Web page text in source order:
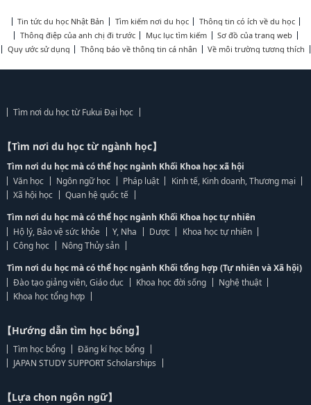
Tin tức du học Nhật Bản Tìm kiếm nơi du học
Thông tin có ích về du học
Thông điệp của anh chị đi trước
Mục lục tìm kiếm
Sơ đồ của trang web
Quy ước sử dụng
Thông báo về thông tin cá nhân Về môi trường tương thích
Tìm nơi du học từ Fukui Đại học
【Tìm nơi du học từ ngành học】
Tìm nơi du học mà có thể học ngành Khối Khoa học xã hội
Văn học
Ngôn ngữ học Pháp luật
Kinh tế, Kinh doanh, Thương mại
Xã hội học
Quan hệ quốc tế
Tìm nơi du học mà có thể học ngành Khối Khoa học tự nhiên
Hộ lý, Bảo vệ sức khỏe
Y, Nha Dược
Khoa học tự nhiên
Công học
Nông Thủy sản
Tìm nơi du học mà có thể học ngành Khối tổng hợp (Tự nhiên và Xã hội)
Đào tạo giảng viên, Giáo dục
Khoa học đời sống
Nghệ thuật
Khoa học tổng hợp
【Hướng dẫn tìm học bổng】
Tìm học bổng
Đăng kí học bổng
JAPAN STUDY SUPPORT Scholarships
【Lựa chọn ngôn ngữ】